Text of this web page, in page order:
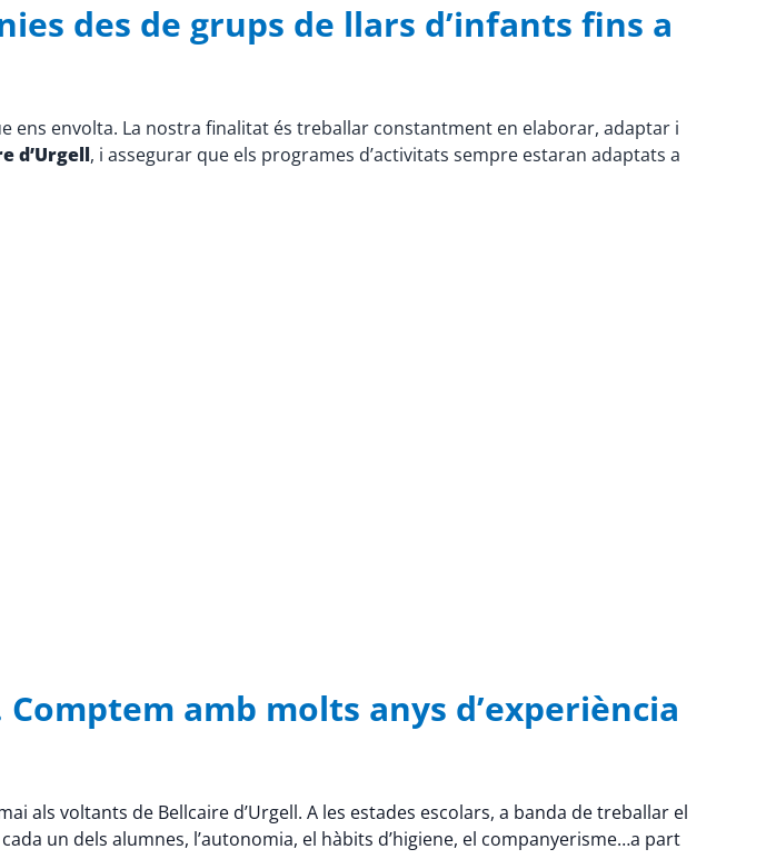
des de grups de llars d’infants fins a
ens envolta. La nostra finalitat és treballar constantment en elaborar, adaptar i
d’Urgell, i assegurar que els programes d’activitats sempre estaran adaptats a
amb molts anys d’experiència
als voltants de Bellcaire d’Urgell. A les estades escolars, a banda de treballar el
un dels alumnes, l’autonomia, el hàbits d’higiene, el companyerisme…a part